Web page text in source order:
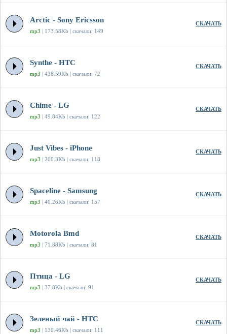
Arctic - Sony Ericsson
mp3 | 173.58Kb | скачали: 149
СКАЧАТЬ
Synthe - HTC
mp3 | 438.59Kb | скачали: 72
СКАЧАТЬ
Chime - LG
mp3 | 49.84Kb | скачали: 122
СКАЧАТЬ
Just Vibes - iPhone
mp3 | 200.3Kb | скачали: 118
СКАЧАТЬ
Spaceline - Samsung
mp3 | 40.26Kb | скачали: 157
СКАЧАТЬ
Motorola Bmd
mp3 | 71.88Kb | скачали: 81
СКАЧАТЬ
Птица - LG
mp3 | 37.8Kb | скачали: 91
СКАЧАТЬ
Зеленый чай - HTC
mp3 | 130.46Kb | скачали: 111
СКАЧАТЬ